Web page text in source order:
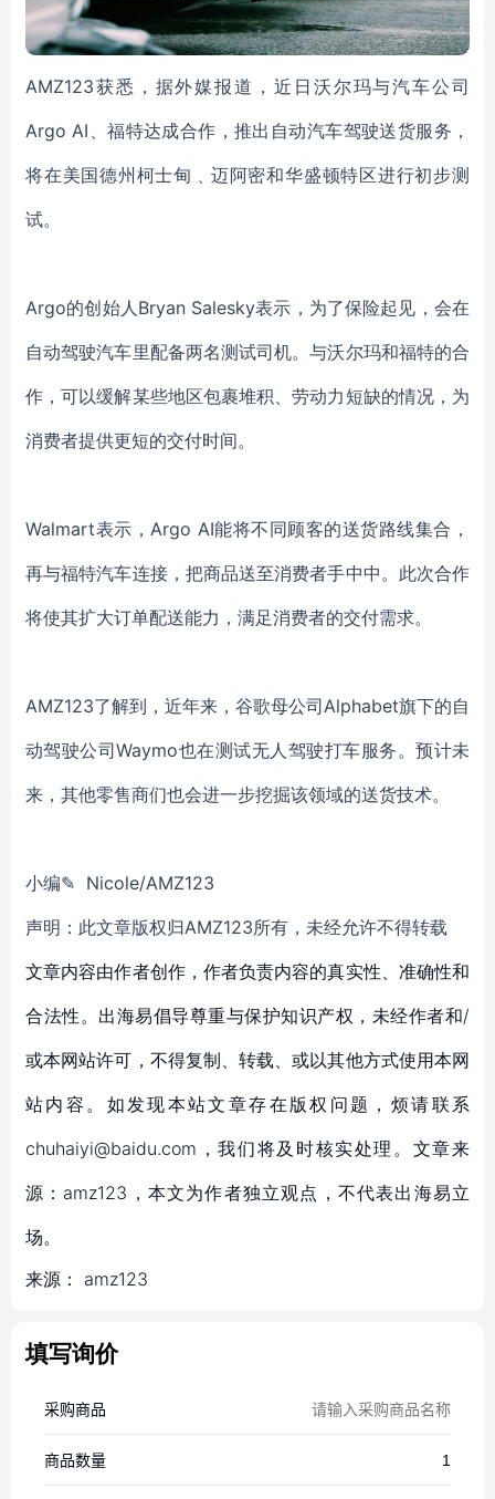
AMZ123获悉，据外媒报道，近日沃尔玛与汽车公司
Argo AI、福特达成合作，推出自动汽车驾驶送货服务，
将在美国德州柯士甸﹑迈阿密和华盛顿特区进行初步测
试。
Argo的创始人Bryan Salesky表示，为了保险起见，会在
自动驾驶汽车里配备两名测试司机。与沃尔玛和福特的合
作，可以缓解某些地区包裹堆积、劳动力短缺的情况，为
消费者提供更短的交付时间。
Walmart表示，Argo AI能将不同顾客的送货路线集合，
再与福特汽车连接，把商品送至消费者手中中。此次合作
将使其扩大订单配送能力，满足消费者的交付需求。
AMZ123了解到，近年来，谷歌母公司Alphabet旗下的自
动驾驶公司Waymo也在测试无人驾驶打车服务。预计未
来，其他零售商们也会进一步挖掘该领域的送货技术。
小编✎ Nicole/AMZ123
声明：此文章版权归AMZ123所有，未经允许不得转载
文章内容由作者创作，作者负责内容的真实性、准确性和
合法性。出海易倡导尊重与保护知识产权，未经作者和/
或本网站许可，不得复制、转载、或以其他方式使用本网
站内容。如发现本站文章存在版权问题，烦请联系
chuhaiyi@baidu.com，我们将及时核实处理。文章来
源：amz123，本文为作者独立观点，不代表出海易立
场。
来源： amz123
填写询价